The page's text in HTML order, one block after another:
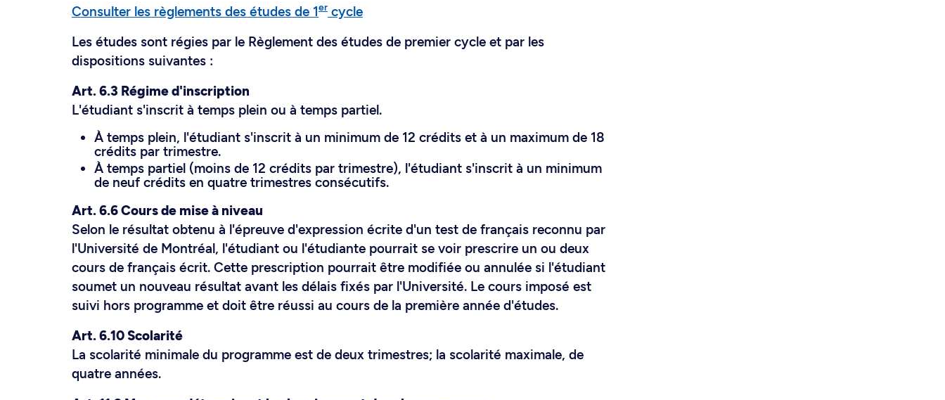
Consulter les règlements des études de 1er cycle
Les études sont régies par le Règlement des études de premier cycle et par les
dispositions suivantes :
Art. 6.3 Régime d'inscription
L'étudiant s'inscrit à temps plein ou à temps partiel.
À temps plein, l'étudiant s'inscrit à un minimum de 12 crédits et à un maximum de 18
crédits par trimestre.
À temps partiel (moins de 12 crédits par trimestre), l'étudiant s'inscrit à un minimum
de neuf crédits en quatre trimestres consécutifs.
Art. 6.6 Cours de mise à niveau
Selon le résultat obtenu à l'épreuve d'expression écrite d'un test de français reconnu par
l'Université de Montréal, l'étudiant ou l'étudiante pourrait se voir prescrire un ou deux
cours de français écrit. Cette prescription pourrait être modifiée ou annulée si l'étudiant
soumet un nouveau résultat avant les délais fixés par l'Université. Le cours imposé est
suivi hors programme et doit être réussi au cours de la première année d'études.
Art. 6.10 Scolarité
La scolarité minimale du programme est de deux trimestres; la scolarité maximale, de
quatre années.